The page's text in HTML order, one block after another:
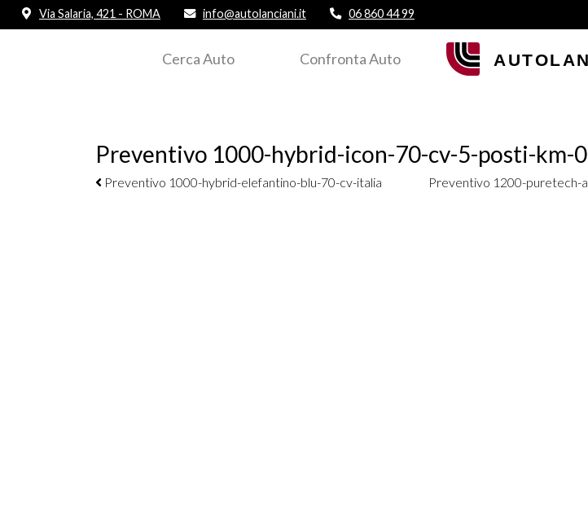
Via Salaria, 421 - ROMA info@autolanciani.it 06 860 44 99
Cerca Auto Confronta Auto
Preventivo 1000-hybrid-icon-70-cv-5-posti-km-
Navigazione elementi
Preventivo 1000-hybrid-elefantino-blu-70-cv-italia Preventivo 1200-puretech-